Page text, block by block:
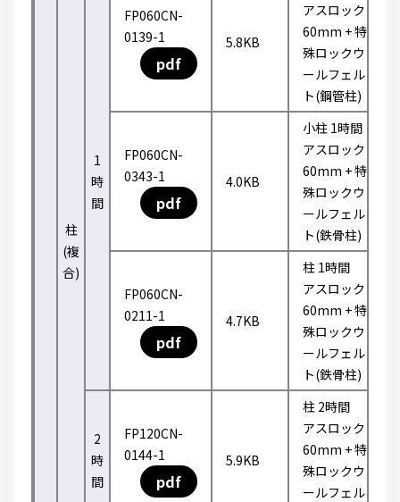
柱
(複
合)
1
時
間
FP060CN-
0139-1
pdf
5.8KB
アスロック
60mm + 特
殊ロックウ
ールフェル
ト(鋼管柱)
FP060CN-
0343-1
pdf
4.0KB
小柱 1時間
アスロック
60mm + 特
殊ロックウ
ールフェル
ト(鉄骨柱)
FP060CN-
0211-1
pdf
4.7KB
柱 1時間
アスロック
60mm + 特
殊ロックウ
ールフェル
ト(鉄骨柱)
2
時
間
FP120CN-
0144-1
pdf
5.9KB
柱 2時間
アスロック
60mm + 特
殊ロックウ
ールフェル